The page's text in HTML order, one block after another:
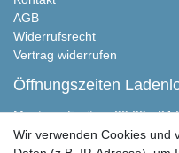
AGB
Widerrufsrecht
Vertrag widerrufen
Öffnungszeiten
Montag - Freitag, 00:00 -
Samstag nach Absprache
Wir verwenden Cookies und